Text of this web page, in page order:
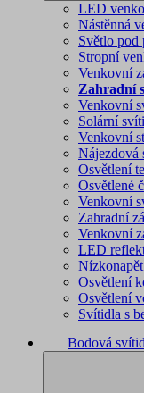
LED
Nástěnná
Světlo pod
Stropní
Venkovní
Zahradní
Venkovní
Solární
Venkovní
Nájezdová
Osvětlení
Osvětlené
Venkovní
Zahradní
Venkovní
LED
Osvětlení
Osvětlení
Svítidla s
Bodová